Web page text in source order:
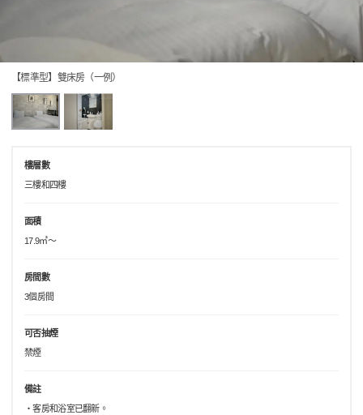
【標準型】雙床房（一例）
樓層數
三樓和四樓
面積
17.9㎡～
房間數
3個房間
可否抽煙
禁煙
備註
・客房和浴室已翻新。